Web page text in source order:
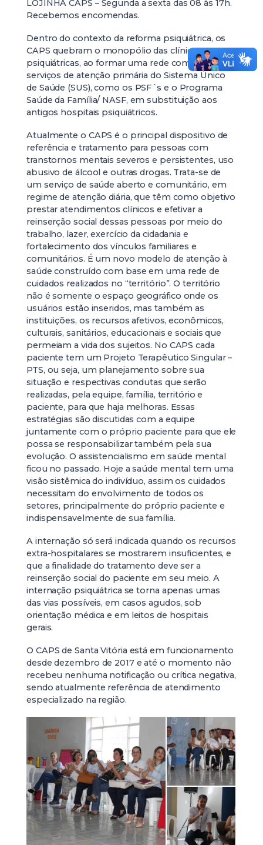
LOJINHA CAPS – Segunda a sexta das 08 às 17h.
Recebemos encomendas.
Dentro do contexto da reforma psiquiátrica, os
CAPS quebram o monopólio das clínicas
psiquiátricas, ao formar uma rede com os
serviços de atenção primária do Sistema Único
de Saúde (SUS), como os PSF´s e o Programa
Saúde da Família/ NASF, em substituição aos
antigos hospitais psiquiátricos.
Atualmente o CAPS é o principal dispositivo de
referência e tratamento para pessoas com
transtornos mentais severos e persistentes, uso
abusivo de álcool e outras drogas. Trata-se de
um serviço de saúde aberto e comunitário, em
regime de atenção diária, que têm como objetivo
prestar atendimentos clínicos e efetivar a
reinserção social dessas pessoas por meio do
trabalho, lazer, exercício da cidadania e
fortalecimento dos vínculos familiares e
comunitários. É um novo modelo de atenção à
saúde construído com base em uma rede de
cuidados realizados no “território”. O território
não é somente o espaço geográfico onde os
usuários estão inseridos, mas também as
instituições, os recursos afetivos, econômicos,
culturais, sanitários, educacionais e sociais que
permeiam a vida dos sujeitos. No CAPS cada
paciente tem um Projeto Terapêutico Singular –
PTS, ou seja, um planejamento sobre sua
situação e respectivas condutas que serão
realizadas, pela equipe, família, território e
paciente, para que haja melhoras. Essas
estratégias são discutidas com a equipe
juntamente com o próprio paciente para que ele
possa se responsabilizar também pela sua
evolução. O assistencialismo em saúde mental
ficou no passado. Hoje a saúde mental tem uma
visão sistêmica do indivíduo, assim os cuidados
necessitam do envolvimento de todos os
setores, principalmente do próprio paciente e
indispensavelmente de sua família.
A internação só será indicada quando os recursos
extra-hospitalares se mostrarem insuficientes, e
que a finalidade do tratamento deve ser a
reinserção social do paciente em seu meio. A
internação psiquiátrica se torna apenas umas
das vias possíveis, em casos agudos, sob
orientação médica e em leitos de hospitais
gerais.
O CAPS de Santa Vitória está em funcionamento
desde dezembro de 2017 e até o momento não
recebeu nenhuma notificação ou crítica negativa,
sendo atualmente referência de atendimento
especializado na região.